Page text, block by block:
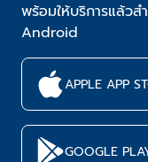
พร้อมให้บริการแล้วส
Android
APPLE APP
GOOGLE